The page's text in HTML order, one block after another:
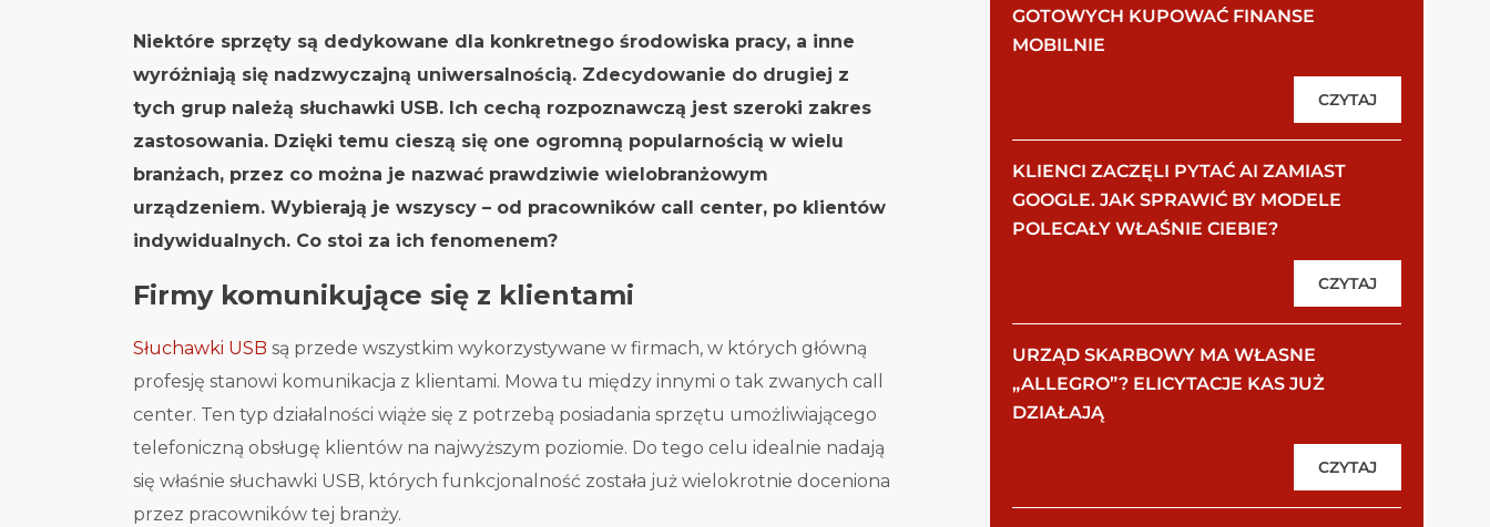
Niektóre sprzęty są dedykowane dla konkretnego środowiska pracy, a inne
wyróżniają się nadzwyczajną uniwersalnością. Zdecydowanie do drugiej z
tych grup należą słuchawki USB. Ich cechą rozpoznawczą jest szeroki zakres
zastosowania. Dzięki temu cieszą się one ogromną popularnością w wielu
branżach, przez co można je nazwać prawdziwie wielobranżowym
urządzeniem. Wybierają je wszyscy – od pracowników call center, po klientów
indywidualnych. Co stoi za ich fenomenem?
Firmy komunikujące się z klientami
Słuchawki USB są przede wszystkim wykorzystywane w firmach, w których główną
profesję stanowi komunikacja z klientami. Mowa tu między innymi o tak zwanych call
center. Ten typ działalności wiąże się z potrzebą posiadania sprzętu umożliwiającego
telefoniczną obsługę klientów na najwyższym poziomie. Do tego celu idealnie nadają
się właśnie słuchawki USB, których funkcjonalność została już wielokrotnie doceniona
przez pracowników tej branży.
GOTOWYCH KUPOWAĆ FINANSE
MOBILNIE
CZYTAJ
KLIENCI ZACZĘLI PYTAĆ AI ZAMIAST
GOOGLE. JAK SPRAWIĆ BY MODELE
POLECAŁY WŁAŚNIE CIEBIE?
CZYTAJ
URZĄD SKARBOWY MA WŁASNE
„ALLEGRO”? ELICYTACJE KAS JUŻ
DZIAŁAJĄ
CZYTAJ